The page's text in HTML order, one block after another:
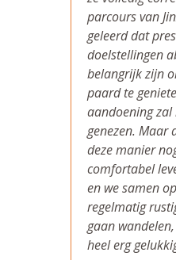
parcours van
geleerd dat
doelstellingen
belangrijk zijn
paard te
aandoening
genezen. Maar
deze manier
comfortabel
en we samen
regelmatig
gaan
heel erg